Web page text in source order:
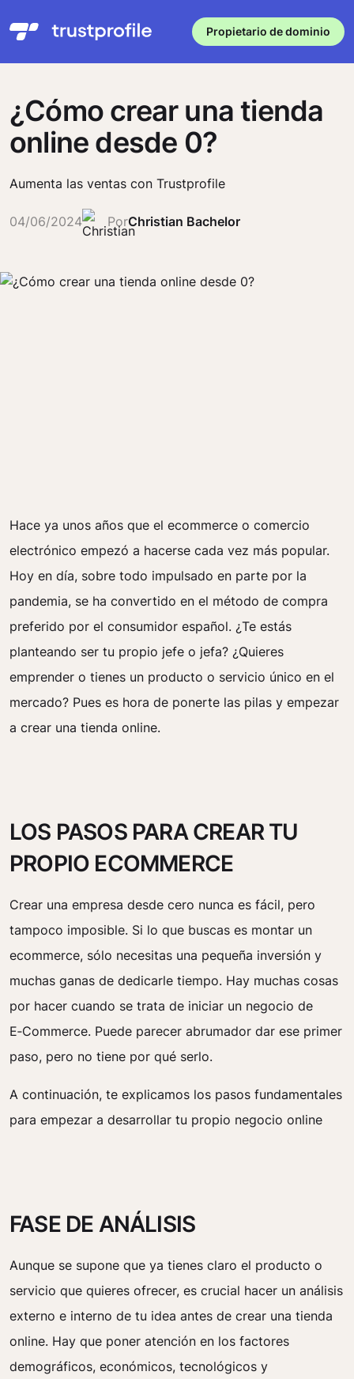
Propietario de dominio
¿Cómo crear una tienda
online desde 0?
Aumenta las ventas con Trustprofile
04/06/2024 PorChristian Bachelor
Hace ya unos años que el ecommerce o comercio
electrónico empezó a hacerse cada vez más popular.
Hoy en día, sobre todo impulsado en parte por la
pandemia, se ha convertido en el método de compra
preferido por el consumidor español. ¿Te estás
planteando ser tu propio jefe o jefa? ¿Quieres
emprender o tienes un producto o servicio único en el
mercado? Pues es hora de ponerte las pilas y empezar
a crear una tienda online.
LOS PASOS PARA CREAR TU
PROPIO ECOMMERCE
Crear una empresa desde cero nunca es fácil, pero
tampoco imposible. Si lo que buscas es montar un
ecommerce, sólo necesitas una pequeña inversión y
muchas ganas de dedicarle tiempo. Hay muchas cosas
por hacer cuando se trata de iniciar un negocio de
E‑Commerce. Puede parecer abrumador dar ese primer
paso, pero no tiene por qué serlo.
A continuación, te explicamos los pasos fundamentales
para empezar a desarrollar tu propio negocio online
FASE DE ANÁLISIS
Aunque se supone que ya tienes claro el producto o
servicio que quieres ofrecer, es crucial hacer un análisis
externo e interno de tu idea antes de crear una tienda
online. Hay que poner atención en los factores
demográficos, económicos, tecnológicos y